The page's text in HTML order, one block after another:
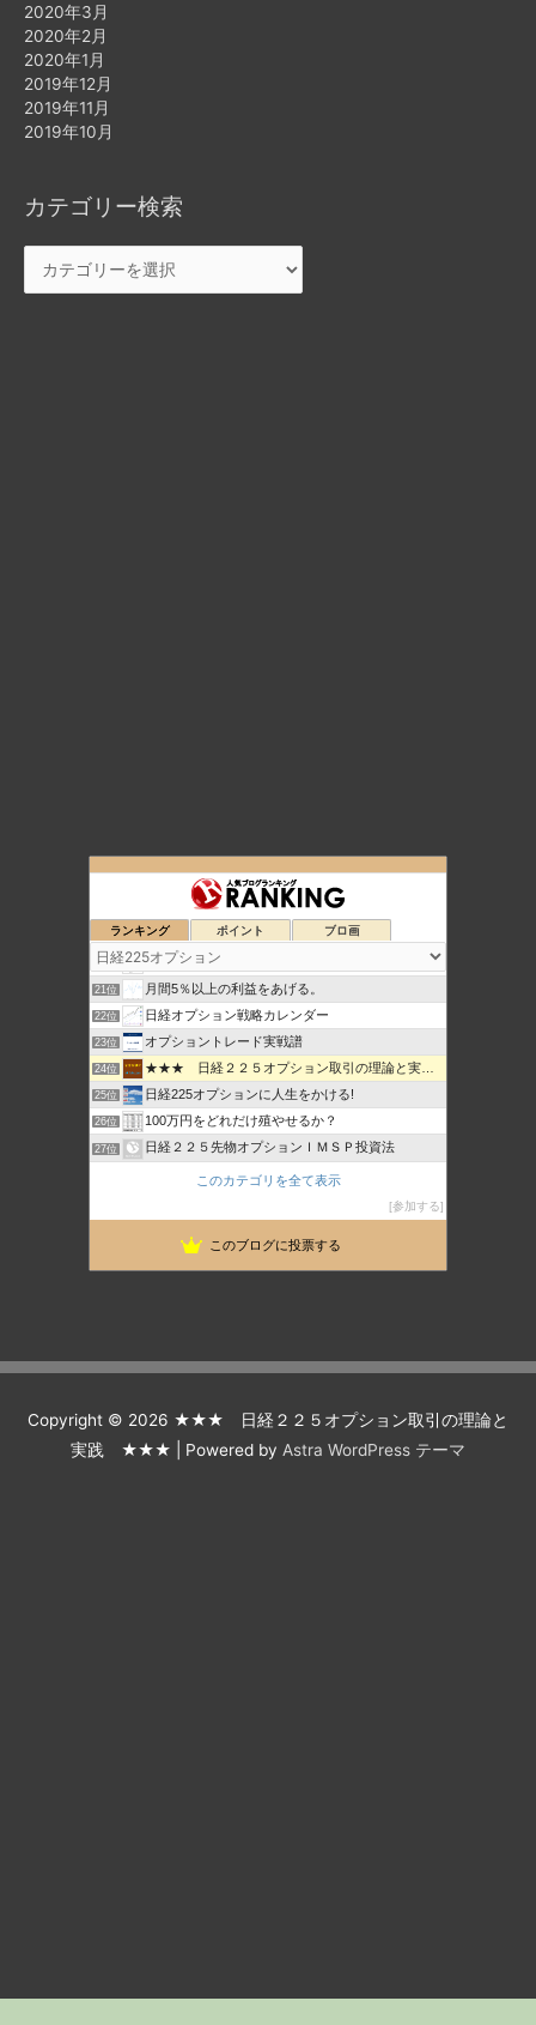
2020年3月
2020年2月
2020年1月
2019年12月
2019年11月
2019年10月
カテゴリー検索
ランキング ポイント ブロ画
日経225オプション取引ブログ
日経225オプション取引必勝法-投資戦略で悠々自適生活ブログ
19位 元田舎薬剤師の日経先物・オプショントレード生活
20位 mitsurublog
21位 月間5％以上の利益をあげる。
22位 日経オプション戦略カレンダー
23位 オプショントレード実戦譜
24位 ★★★ 日経２２５オプション取引の理論と実践 ★★★
25位 日経225オプションに人生をかける!
26位 100万円をどれだけ殖やせるか？
27位 日経２２５先物オプションＩＭＳＰ投資法
セミプロ投資日記
225先物とオプションで生きていけるのか？
このカテゴリを全て表示
参加する
このブログに投票する
Copyright © 2026 ★★★ 日経２２５オプション取引の理論と
実践 ★★★ | Powered by Astra WordPress テーマ